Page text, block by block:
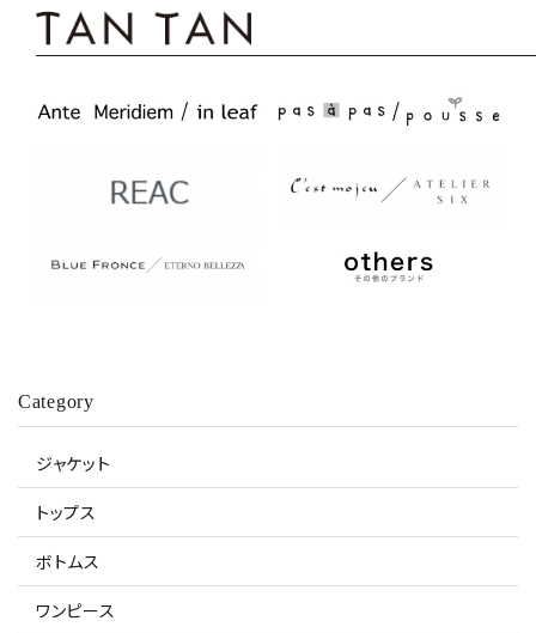
Category
ジャケット
トップス
ボトムス
ワンピース